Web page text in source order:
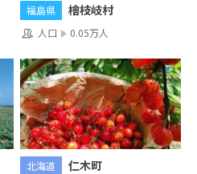
福島県 檜枝岐村
人口 0.05万人
北海道 仁木町